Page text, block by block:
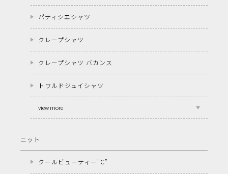
パティシエシャツ
クレープシャツ
クレープシャツ バカンス
トワルドジュイシャツ
view more
ニット
クールビューティー"C"